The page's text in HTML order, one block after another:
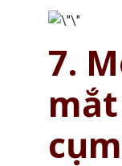
7.
cụm